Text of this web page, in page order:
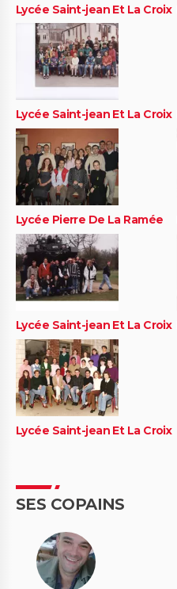
Lycée Saint-jean Et La Croix
Lycée Saint-jean Et La Croix
Lycée Pierre De La Ramée
Lycée Saint-jean Et La Croix
Lycée Saint-jean Et La Croix
SES COPAINS